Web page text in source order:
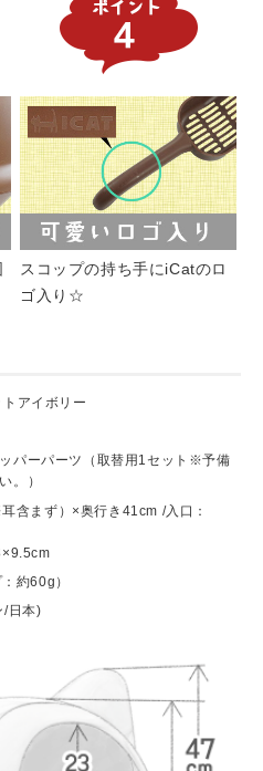
スコップの持ち手にiCatのロ
ゴ入り☆
アイボリー
パーパーツ（取替用1セット※予備
。）
含まず）×奥行き41cm /入口：
約60g）
/日本)